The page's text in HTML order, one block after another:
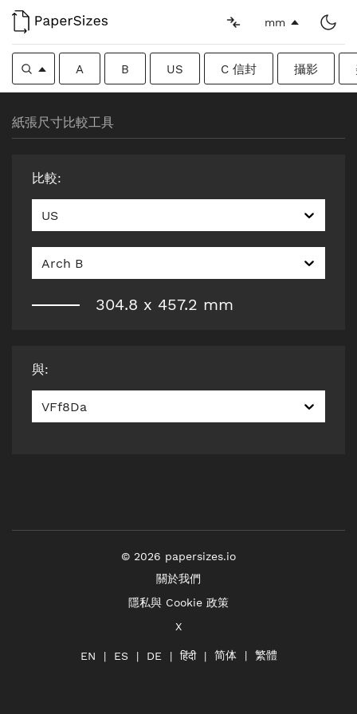
mm
A B US C 信封 攝影
紙張尺寸比較工具
比較:
US
Arch B
304.8 x 457.2 mm
與:
VFf8Da
© 2026 papersizes.io
關於我們
隱私與 Cookie 政策
X
EN ES DE हिंदी 简体 繁體